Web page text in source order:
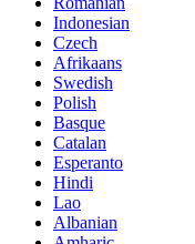
Indonesian
Czech
Afrikaans
Swedish
Polish
Basque
Catalan
Esperanto
Hindi
Lao
Albanian